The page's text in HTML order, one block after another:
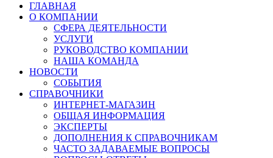
ГЛАВНАЯ
О КОМПАНИИ
СФЕРА ДЕЯТЕЛЬНОСТИ
УСЛУГИ
РУКОВОДСТВО КОМПАНИИ
НАША КОМАНДА
НОВОСТИ
СОБЫТИЯ
СПРАВОЧНИКИ
ИНТЕРНЕТ-МАГАЗИН
ОБЩАЯ ИНФОРМАЦИЯ
ЭКСПЕРТЫ
ДОПОЛНЕНИЯ К СПРАВОЧНИКАМ
ЧАСТО ЗАДАВАЕМЫЕ ВОПРОСЫ